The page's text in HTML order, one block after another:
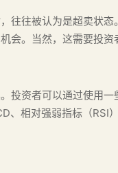
往往被认为是超卖状
会。当然，这需要投
投资者可以通过使用
、相对强弱指标（RSI